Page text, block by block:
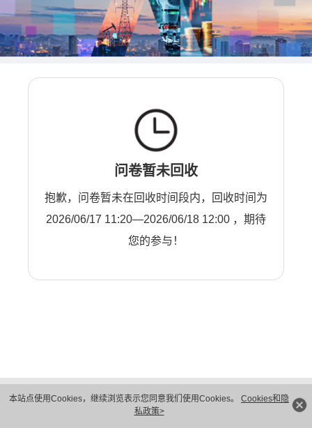
本站点使用Cookies，继续浏览表示您同意我们使用Cookies。 Cookies和隐
私政策>
问卷暂未回收
抱歉，问卷暂未在回收时间段内，回收时间为
2026/06/17 11:20—2026/06/18 12:00 ，期待
您的参与！
隐私保护
法律声明